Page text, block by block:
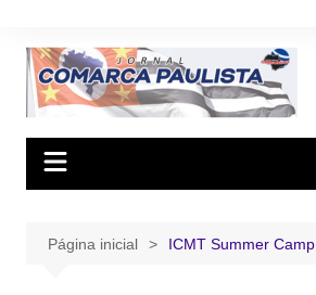
conteúdo
Página inicial ICMT Summer Camp